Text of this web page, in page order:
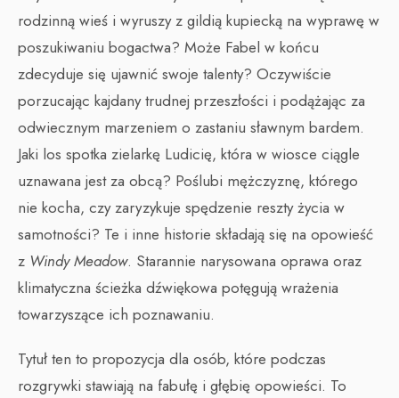
rodzinną wieś i wyruszy z gildią kupiecką na wyprawę w
poszukiwaniu bogactwa? Może Fabel w końcu
zdecyduje się ujawnić swoje talenty? Oczywiście
porzucając kajdany trudnej przeszłości i podążając za
odwiecznym marzeniem o zastaniu sławnym bardem.
Jaki los spotka zielarkę Ludicię, która w wiosce ciągle
uznawana jest za obcą? Poślubi mężczyznę, którego
nie kocha, czy zaryzykuje spędzenie reszty życia w
samotności? Te i inne historie składają się na opowieść
z Windy Meadow. Starannie narysowana oprawa oraz
klimatyczna ścieżka dźwiękowa potęgują wrażenia
towarzyszące ich poznawaniu.
Tytuł ten to propozycja dla osób, które podczas
rozgrywki stawiają na fabułę i głębię opowieści. To